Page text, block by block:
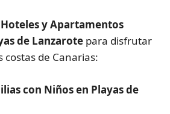
Hoteles y Apartamentos
de Lanzarote para disfrutar
costas de Canarias:
con Niños en Playas de